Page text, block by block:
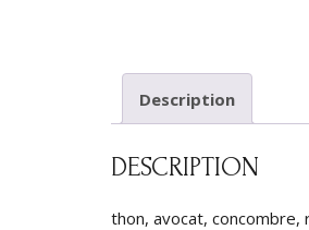
Description
DESCRIPTION
thon, avocat, concombre,